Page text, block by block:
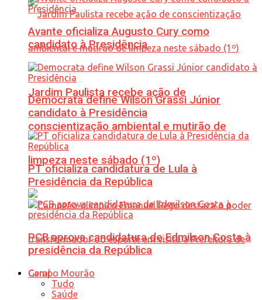
Jardim Paulista recebe ação de
conscientização ambiental e mutirão de
limpeza neste sábado (1º)
Avante oficializa Augusto Cury como
candidato à Presidência
Democrata define Wilson Grassi Júnior
candidato à Presidência
PT oficializa candidatura de Lula à
Presidência da República
PCB aprova candidatura de Edmilson Costa à
presidência da República
Geral
Tudo
Saúde